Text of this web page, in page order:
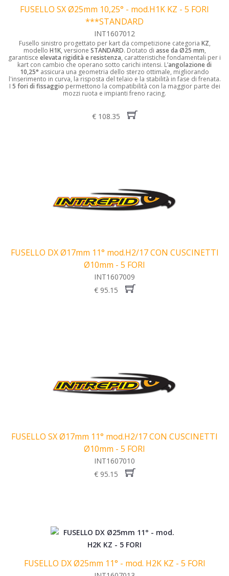
FUSELLO SX Ø25mm 10,25° - mod.H1K KZ - 5 FORI
***STANDARD
INT1607012
Fusello sinistro progettato per kart da competizione categoria KZ,
modello H1K, versione STANDARD. Dotato di asse da Ø25 mm,
garantisce elevata rigidità e resistenza, caratteristiche fondamentali per i
kart con cambio che operano sotto carichi intensi. L’angolazione di
10,25° assicura una geometria dello sterzo ottimale, migliorando
l'inserimento in curva, la risposta del telaio e la stabilità in fase di frenata.
I 5 fori di fissaggio permettono la compatibilità con la maggior parte dei
mozzi ruota e impianti freno racing.
€ 108.35
FUSELLO DX Ø17mm 11° mod.H2/17 CON CUSCINETTI
Ø10mm - 5 FORI
INT1607009
€ 95.15
FUSELLO SX Ø17mm 11° mod.H2/17 CON CUSCINETTI
Ø10mm - 5 FORI
INT1607010
€ 95.15
FUSELLO DX Ø25mm 11° - mod. H2K KZ - 5 FORI